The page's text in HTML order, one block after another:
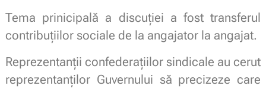
Tema prinicipală a discuției a fost transferul
contribuțiilor sociale de la angajator la angajat.
Reprezentanții confederațiilor sindicale au cerut
reprezentanților Guvernului să precizeze care